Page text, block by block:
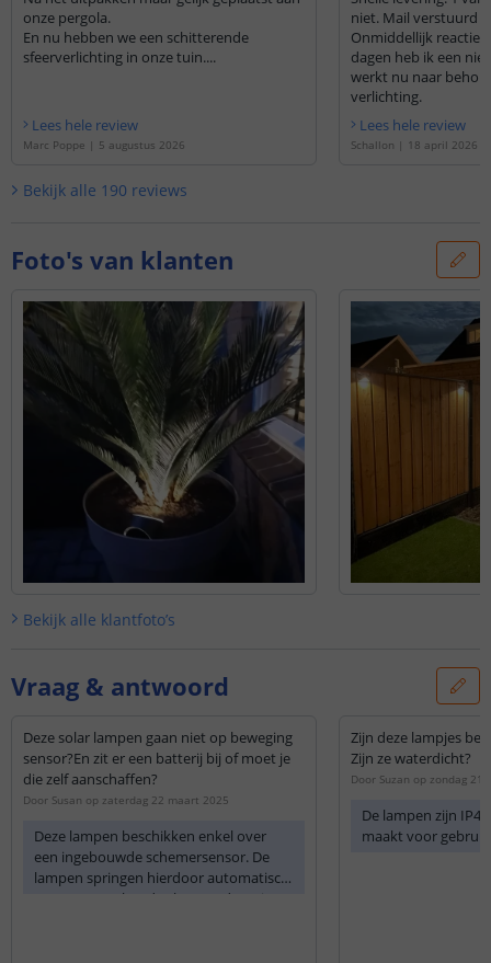
onze pergola.
En nu hebben we een schitterende
sfeerverlichting in onze tuin....
Lees hele review
Marc Poppe | 5 augustus 2026
niet. Mail verstuurd
Onmiddellijk reactie
dagen heb ik een
werkt nu naar
verlichting.
Lees hele review
Schallon | 18 april 2026
Bekijk alle 190 reviews
Foto's van klanten
Bekijk alle klantfoto’s
Vraag & antwoord
Deze solar lampen gaan niet op beweging
sensor?En zit er een batterij bij of moet je
die zelf aanschaffen?
Door Susan op zaterdag 22 maart 2025
Deze lampen beschikken enkel over
een ingebouwde schemersensor. De
lampen springen hierdoor automatisch
aan wanneer het donker word. Er zit
Zijn deze lampjes
Zijn ze waterdicht?
Door Suzan op zondag 21
De lampen zijn
maakt voor